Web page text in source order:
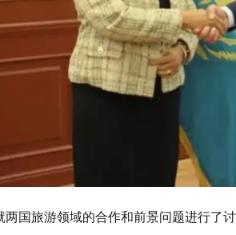
两国旅游领域的合作和前景问题进行了